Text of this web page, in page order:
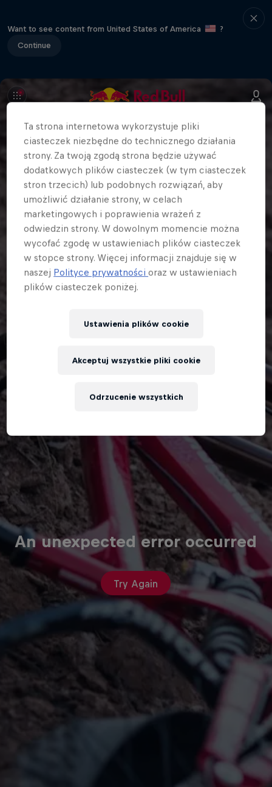
Want to see content from United States of America
?
Continue
An unexpected error occurred
Try Again
Ta strona internetowa wykorzystuje pliki
ciasteczek niezbędne do technicznego działania
strony. Za twoją zgodą strona będzie używać
dodatkowych plików ciasteczek (w tym ciasteczek
stron trzecich) lub podobnych rozwiązań, aby
umożliwić działanie strony, w celach
marketingowych i poprawienia wrażeń z
odwiedzin strony. W dowolnym momencie można
wycofać zgodę w ustawieniach plików ciasteczek
w stopce strony. Więcej informacji znajduje się w
naszej Polityce prywatnościoraz w ustawieniach
plików ciasteczek poniżej.
Ustawienia plików cookie
Odrzucenie wszystkich
Akceptuj wszystkie pliki cookie